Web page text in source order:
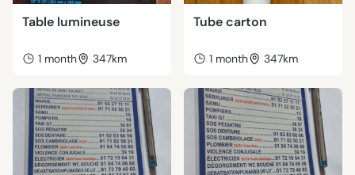
Table lumineuse
1 month 347km
Tube carton
1 month 347km